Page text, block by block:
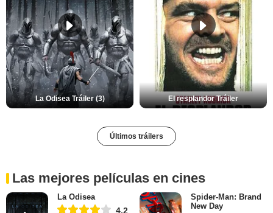
La Odisea Tráiler (3) El resplandor Tráiler
Últimos tráilers
Las mejores películas en cines
La Odisea
4,2
Spider-Man: Brand
New Day